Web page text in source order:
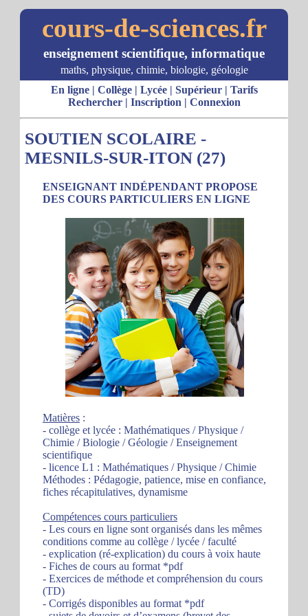
cours-de-sciences.fr
enseignement scientifique, informatique
maths, physique, chimie, biologie, géologie
En ligne| Collège| Lycée| Supérieur| Tarifs
Rechercher| Inscription | Connexion
SOUTIEN SCOLAIRE -
MESNILS-SUR-ITON (27)
ENSEIGNANT INDÉPENDANT PROPOSE
DES COURS PARTICULIERS EN LIGNE
Matières :
- collège et lycée : Mathématiques / Physique /
Chimie / Biologie / Géologie / Enseignement
scientifique
- licence L1 : Mathématiques / Physique / Chimie
Méthodes : Pédagogie, patience, mise en confiance,
fiches récapitulatives, dynamisme
Compétences cours particuliers
- Les cours en ligne sont organisés dans les mêmes
conditions comme au collège / lycée / faculté
- explication (ré-explication) du cours à voix haute
- Fiches de cours au format *pdf
- Exercices de méthode et compréhension du cours
(TD)
- Corrigés disponibles au format *pdf